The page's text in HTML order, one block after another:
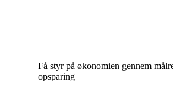
Få styr på økonomien gennem
opsparing